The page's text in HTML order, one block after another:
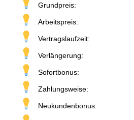
Grundpreis:
Arbeitspreis:
Vertragslaufzeit:
Verlängerung:
Sofortbonus:
Zahlungsweise:
Neukundenbonus: